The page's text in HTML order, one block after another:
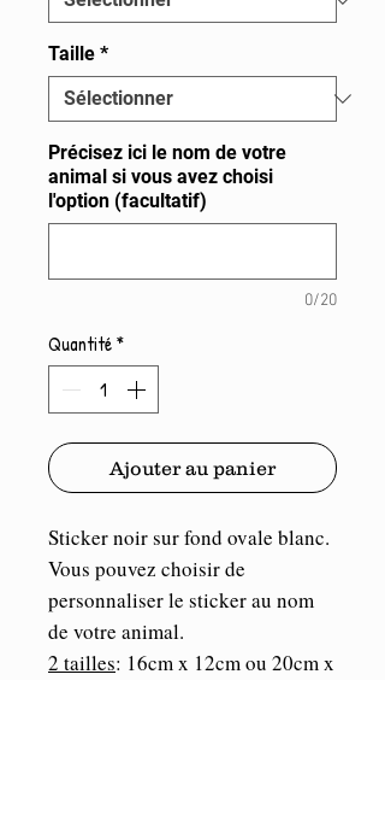
Taille *
Précisez ici le nom de votre
animal si vous avez choisi
l'option (facultatif)
0/20
Quantité*
Ajouter au panier
Sticker noir sur fond ovale blanc.
Vous pouvez choisir de
personnaliser le sticker au nom
de votre animal.
2 tailles: 16cm x 12cm ou 20cm x